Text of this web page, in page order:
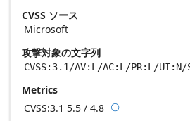
CVSS ソース
Microsoft
攻撃対象の文字列
CVSS:3.1/AV:L/AC:L/PR:L/
Metrics
CVSS:3.1 5.5 / 4.8 Base score